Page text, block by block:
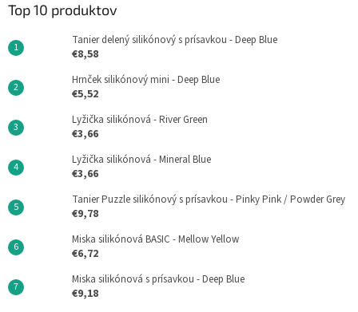
Top 10 produktov
Tanier delený silikónový s prísavkou - Deep Blue
€8,58
Hrnček silikónový mini - Deep Blue
€5,52
Lyžička silikónová - River Green
€3,66
Lyžička silikónová - Mineral Blue
€3,66
Tanier Puzzle silikónový s prísavkou - Pinky Pink / Powder Grey
€9,78
Miska silikónová BASIC - Mellow Yellow
€6,72
Miska silikónová s prísavkou - Deep Blue
€9,18